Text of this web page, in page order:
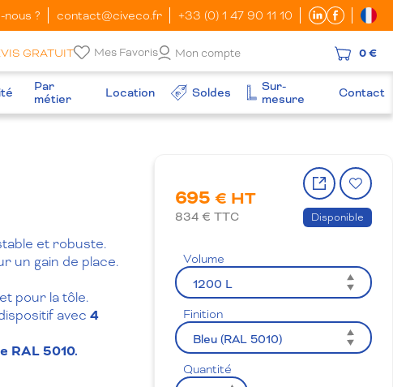
nous ? contact@civeco.fr +33 (0) 1 47 90 11 10
GRATUIT Mes Favoris Mon compte 0 €
Par
métier
Location Soldes
Sur-
mesure
Contact
et robuste.
un gain de place.
pour la tôle.
avec 4
RAL 5010.
695 € HT
834 € TTC
Partager
le
produit
à
la
Disponible
Volume
Finition
Quantité